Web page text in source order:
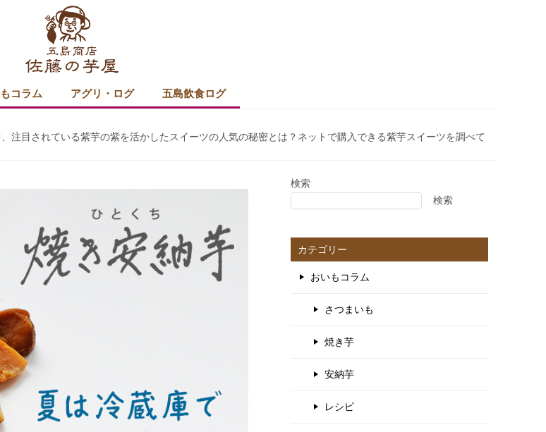
コラム アグリ・ログ 五島飲食ログ
注目されている紫芋の紫を活かしたスイーツの人気の秘密とは？ネットで購入できる紫芋スイーツを調べて
検索
検索
カテゴリー
おいもコラム
さつまいも
焼き芋
安納芋
レシピ